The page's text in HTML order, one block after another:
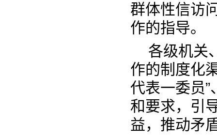
群体性信访
作的指导。
各级机关
作的制度化
代表一委员
和要求，引
益，推动矛